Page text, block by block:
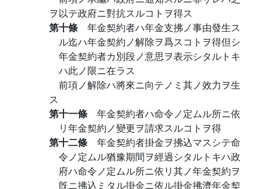
ヲ以テ政府ニ對抗スルコトヲ得ス
第十條 年金契約者ハ年金支拂ノ事由發生ス
ル迄ハ年金契約ノ解除ヲ爲スコトヲ得但シ
年金契約者カ別段ノ意思ヲ表示シタルトキ
ハ此ノ限ニ在ラス
前項ノ解除ハ將來ニ向テノミ其ノ效力ヲ生
ス
第十一條 年金契約者ハ命令ノ定ムル所ニ依
リ年金契約ノ變更ヲ請求スルコトヲ得
第十二條 年金契約者掛金ヲ拂込マスシテ命
令ノ定ムル猶豫期間ヲ經過シタルトキハ政
府ハ命令ノ定ムル所ニ依リ其ノ年金契約ヲ
旣ニ拂込ミタル掛金ニ依ル掛金拂濟年金契